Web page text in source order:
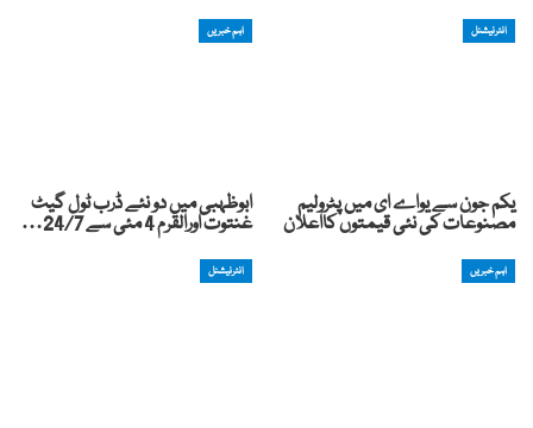
انٹرنیشنل
یکم جون سے یواے ای میں پٹرولیم
مصنوعات کی نئی قیمتوں کااعلان
اہم خبریں
ابوظہبی میں دو نئے ڈرب ٹول گیٹ
غنتوت اورالقرم 4 مئی سے 24/7…
اہم خبریں انٹرنیشنل